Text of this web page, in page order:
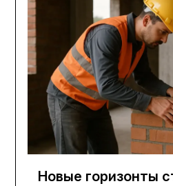
Новые горизонты